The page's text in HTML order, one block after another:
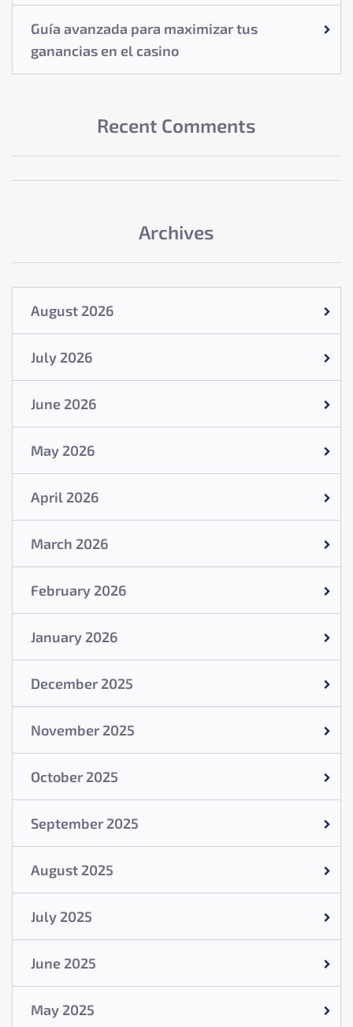
Guía avanzada para maximizar tus
ganancias en el casino
Recent Comments
Archives
August 2026
July 2026
June 2026
May 2026
April 2026
March 2026
February 2026
January 2026
December 2025
November 2025
October 2025
September 2025
August 2025
July 2025
June 2025
May 2025